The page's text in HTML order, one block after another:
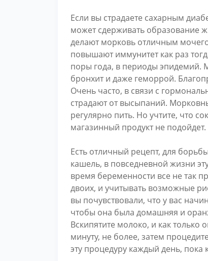
Если вы страдаете сахарным
может сдерживать образование
делают морковь отличным
повышают иммунитет как раз
поры года, в периоды эпидемий.
бронхит и даже геморрой.
Очень часто, в связи с
страдают от высыпаний.
регулярно пить. Но учтите, что
магазинный продукт не подойдет.
Есть отличный рецепт, для
кашель, в повседневной жизни
время беременности все не так
двоих, и учитывать возможные
вы почувствовали, что у вас
чтобы она была домашняя и
Вскипятите молоко, и как только
минуту, не более, затем
эту процедуру каждый день, пока